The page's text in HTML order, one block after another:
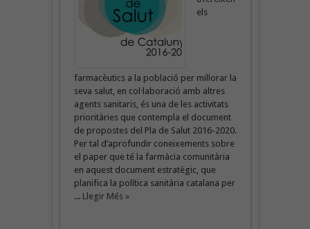
els
farmacèutics a la població per millorar la
seva salut, en col·laboració amb altres
agents sanitaris, és una de les activitats
prioritàries que contempla el document
de propostes del Pla de Salut 2016-2020.
Per tal d’aprofundir coneixements sobre
el paper que té la farmàcia comunitària
en aquest document estratègic, que
planifica la política sanitària catalana per
... Llegir Més »